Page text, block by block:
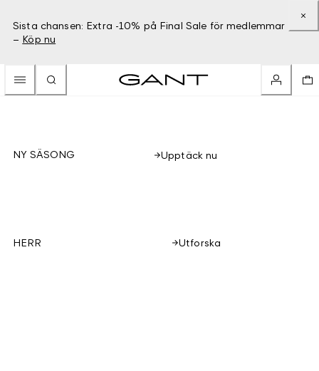
Sista chansen: Extra -10% på Final Sale för medlemmar
– Köp nu
NY SÄSONG Upptäck nu
HERR Utforska